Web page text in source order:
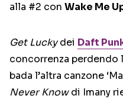
alla #2 con Wake Me
Get Luckydei Daft
concorrenza perdendo
bada l’altra canzone
Never Knowdi Imany